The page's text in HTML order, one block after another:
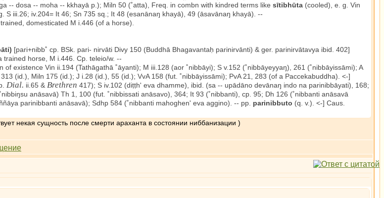
-- dosa -- moha -- kkhayā p.); Miln 50 (˚atta), Freq. in combn with kindred terms like sītibhūta (cooled), e. g. Vin
S iii.26; iv.204= It 46; Sn 735 sq.; It 48 (esanānaŋ khayā), 49 (āsavānaŋ khayā). --
domesticated M i.446 (of a horse).
[pari+nibb˚ cp. BSk. pari- nirvāti Divy 150 (Buddhā Bhagavantaḥ parinirvānti) & ger. parinirvātavya ibid. 402]
horse, M i.446. Cp. teleio/w. --
existence Vin ii.194 (Tathāgathā ˚āyanti); M iii.128 (aor ˚nibbāyi); S v.152 (˚nibbāyeyyaŋ), 261 (˚nibbāyissāmi); A
(id.), Miln 175 (id.); J i.28 (id.), 55 (id.); VvA 158 (fut. ˚nibbāyissāmi); PvA 21, 283 (of a Paccekabuddha). <-]
Dial. ii.65 & Brethren 417); S iv.102 (diṭṭh' eva dhamme), ibid. (sa -- upādāno devānaŋ indo na parinibbāyati), 168;
anāsavā) Th 1, 100 (fut. ˚nibbissati anāsavo), 364; It 93 (˚nibbanti), cp. 95; Dh 126 (˚nibbanti anāsavā
parinibbanti anāsavā); Sdhp 584 (˚nibbanti mahoghen' eva aggino). -- pp. parinibbuto (q. v.). <-] Caus.
некая сущность после смерти араханта в состоянии ниббанизации )